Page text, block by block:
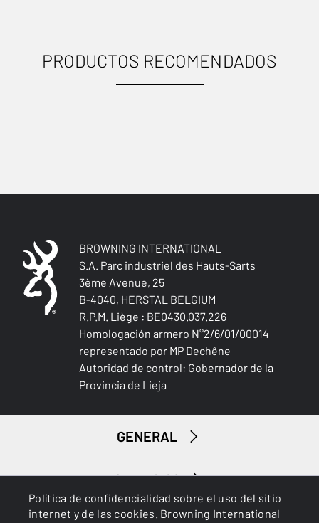
Política de confidencialidad sobre el uso del sitio
internet y de las cookies. Browning International
USOS
Caza menor
PRODUCTOS RECOMENDADOS
BROWNING INTERNATIONAL
S.A. Parc industriel des Hauts-Sarts
3ème Avenue, 25
B-4040, HERSTAL BELGIUM
R.P.M. Liège : BE0430.037.226
Homologación armero N°2/6/01/00014
representado por MP Dechêne
Autoridad de control: Gobernador de la
Provincia de Lieja
GENERAL
SERVICIOS